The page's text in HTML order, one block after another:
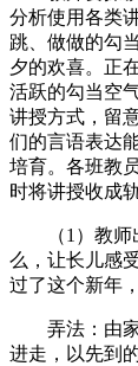
分析使用各类
跳、做做的勾
夕的欢喜。正
活跃的勾当空
讲授方式，留
们的言语表达
培育。各班教
时将讲授收成
（1）教师出
么，让长儿感
过了这个新年
弄法：由家
进走，以先到